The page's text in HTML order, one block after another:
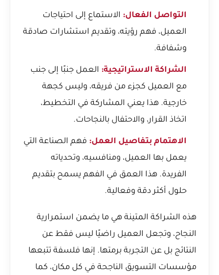
التواصل الفعال: الاستماع إلى احتياجات
العميل، فهم رؤيته، وتقديم استشارات صادقة
وشفافة.
الشراكة الاستراتيجية: العمل جنبًا إلى جنب
مع العميل كجزء من فريقه، وليس كجهة
خارجية. هذا يعني المشاركة في التخطيط،
اتخاذ القرار، والاحتفال بالنجاحات.
الاهتمام بتفاصيل العمل: فهم الصناعة التي
يعمل بها العميل، ومنافسيه، وتحدياته
الفريدة. هذا العمق في الفهم يسمح بتقديم
حلول أكثر دقة وفعالية.
هذه الشراكة المتينة هي ما يضمن استمرارية
النجاح، وتجعل العميل راضيًا ليس فقط عن
النتائج بل عن التجربة برمتها. إنها فلسفة تتبعها
مؤسسات التسويق الناجحة في كل مكان، كما